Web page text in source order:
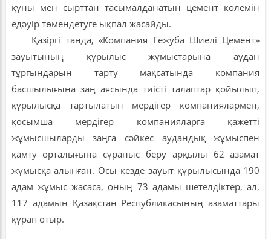
құны мен сырттан тасымалданатын цемент көлемін
едәуір төмендетуге ықпал жасайды.
Қазіргі таңда, «Компания Гежуба Шиелі Цемент»
зауытының құрылыс жұмыстарына аудан
тұрғындарын тарту мақсатында компания
басшылығына заң аясында тиісті талаптар қойылып,
құрылысқа тартылатын мердігер компаниялармен,
қосымша мердігер компанияларға қажетті
жұмысшыларды заңға сәйкес аудандық жұмыспен
қамту орталығына сұраныс беру арқылы 62 азамат
жұмысқа алынған. Осы кезде зауыт құрылысында 190
адам жұмыс жасаса, оның 73 адамы шетелдіктер, ал,
117 адамын Қазақстан Республикасының азаматтары
құрап отыр.